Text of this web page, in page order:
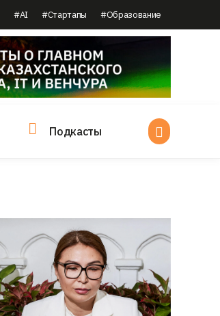
#AI #Стартапы #Образование
Подкасты